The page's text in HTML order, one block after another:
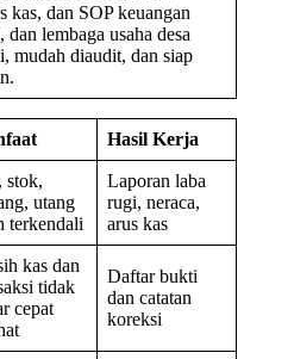
kas, dan SOP keuangan
lembaga usaha desa
mudah diaudit, dan siap
Hasil Kerja
stok,
utang
terkendali
Laporan laba
rugi, neraca,
arus kas
kas dan
tidak
cepat
Daftar bukti
dan catatan
koreksi